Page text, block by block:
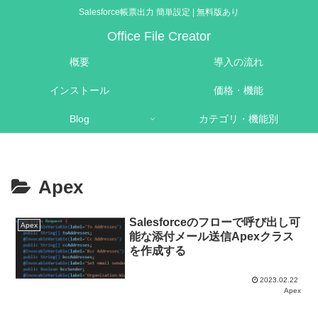
Salesforce帳票出力 簡単設定 | 無料版あり
Office File Creator
概要 導入の流れ
インストール 価格・機能
Blog カテゴリ・機能別
Apex
Apex
Salesforceのフローで呼び出し可
能な添付メール送信Apexクラス
を作成する
2023.02.22
Apex